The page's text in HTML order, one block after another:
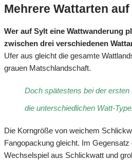
Mehrere Wattarten
Wer auf Sylt eine Wattwanderung
zwischen drei verschiedenen
Ufer aus gleicht die gesamte
grauen Matschlandschaft.
Doch spätestens bei der
die unterschiedlichen Watt-
Die Korngröße von weichem
Fangopackung gleicht. Im
Wechselspiel aus Schlickwatt und